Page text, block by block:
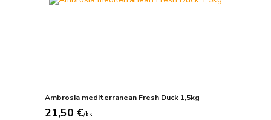
Ambrosia mediterranean Fresh Duck 1,5kg
21,50 €/ks